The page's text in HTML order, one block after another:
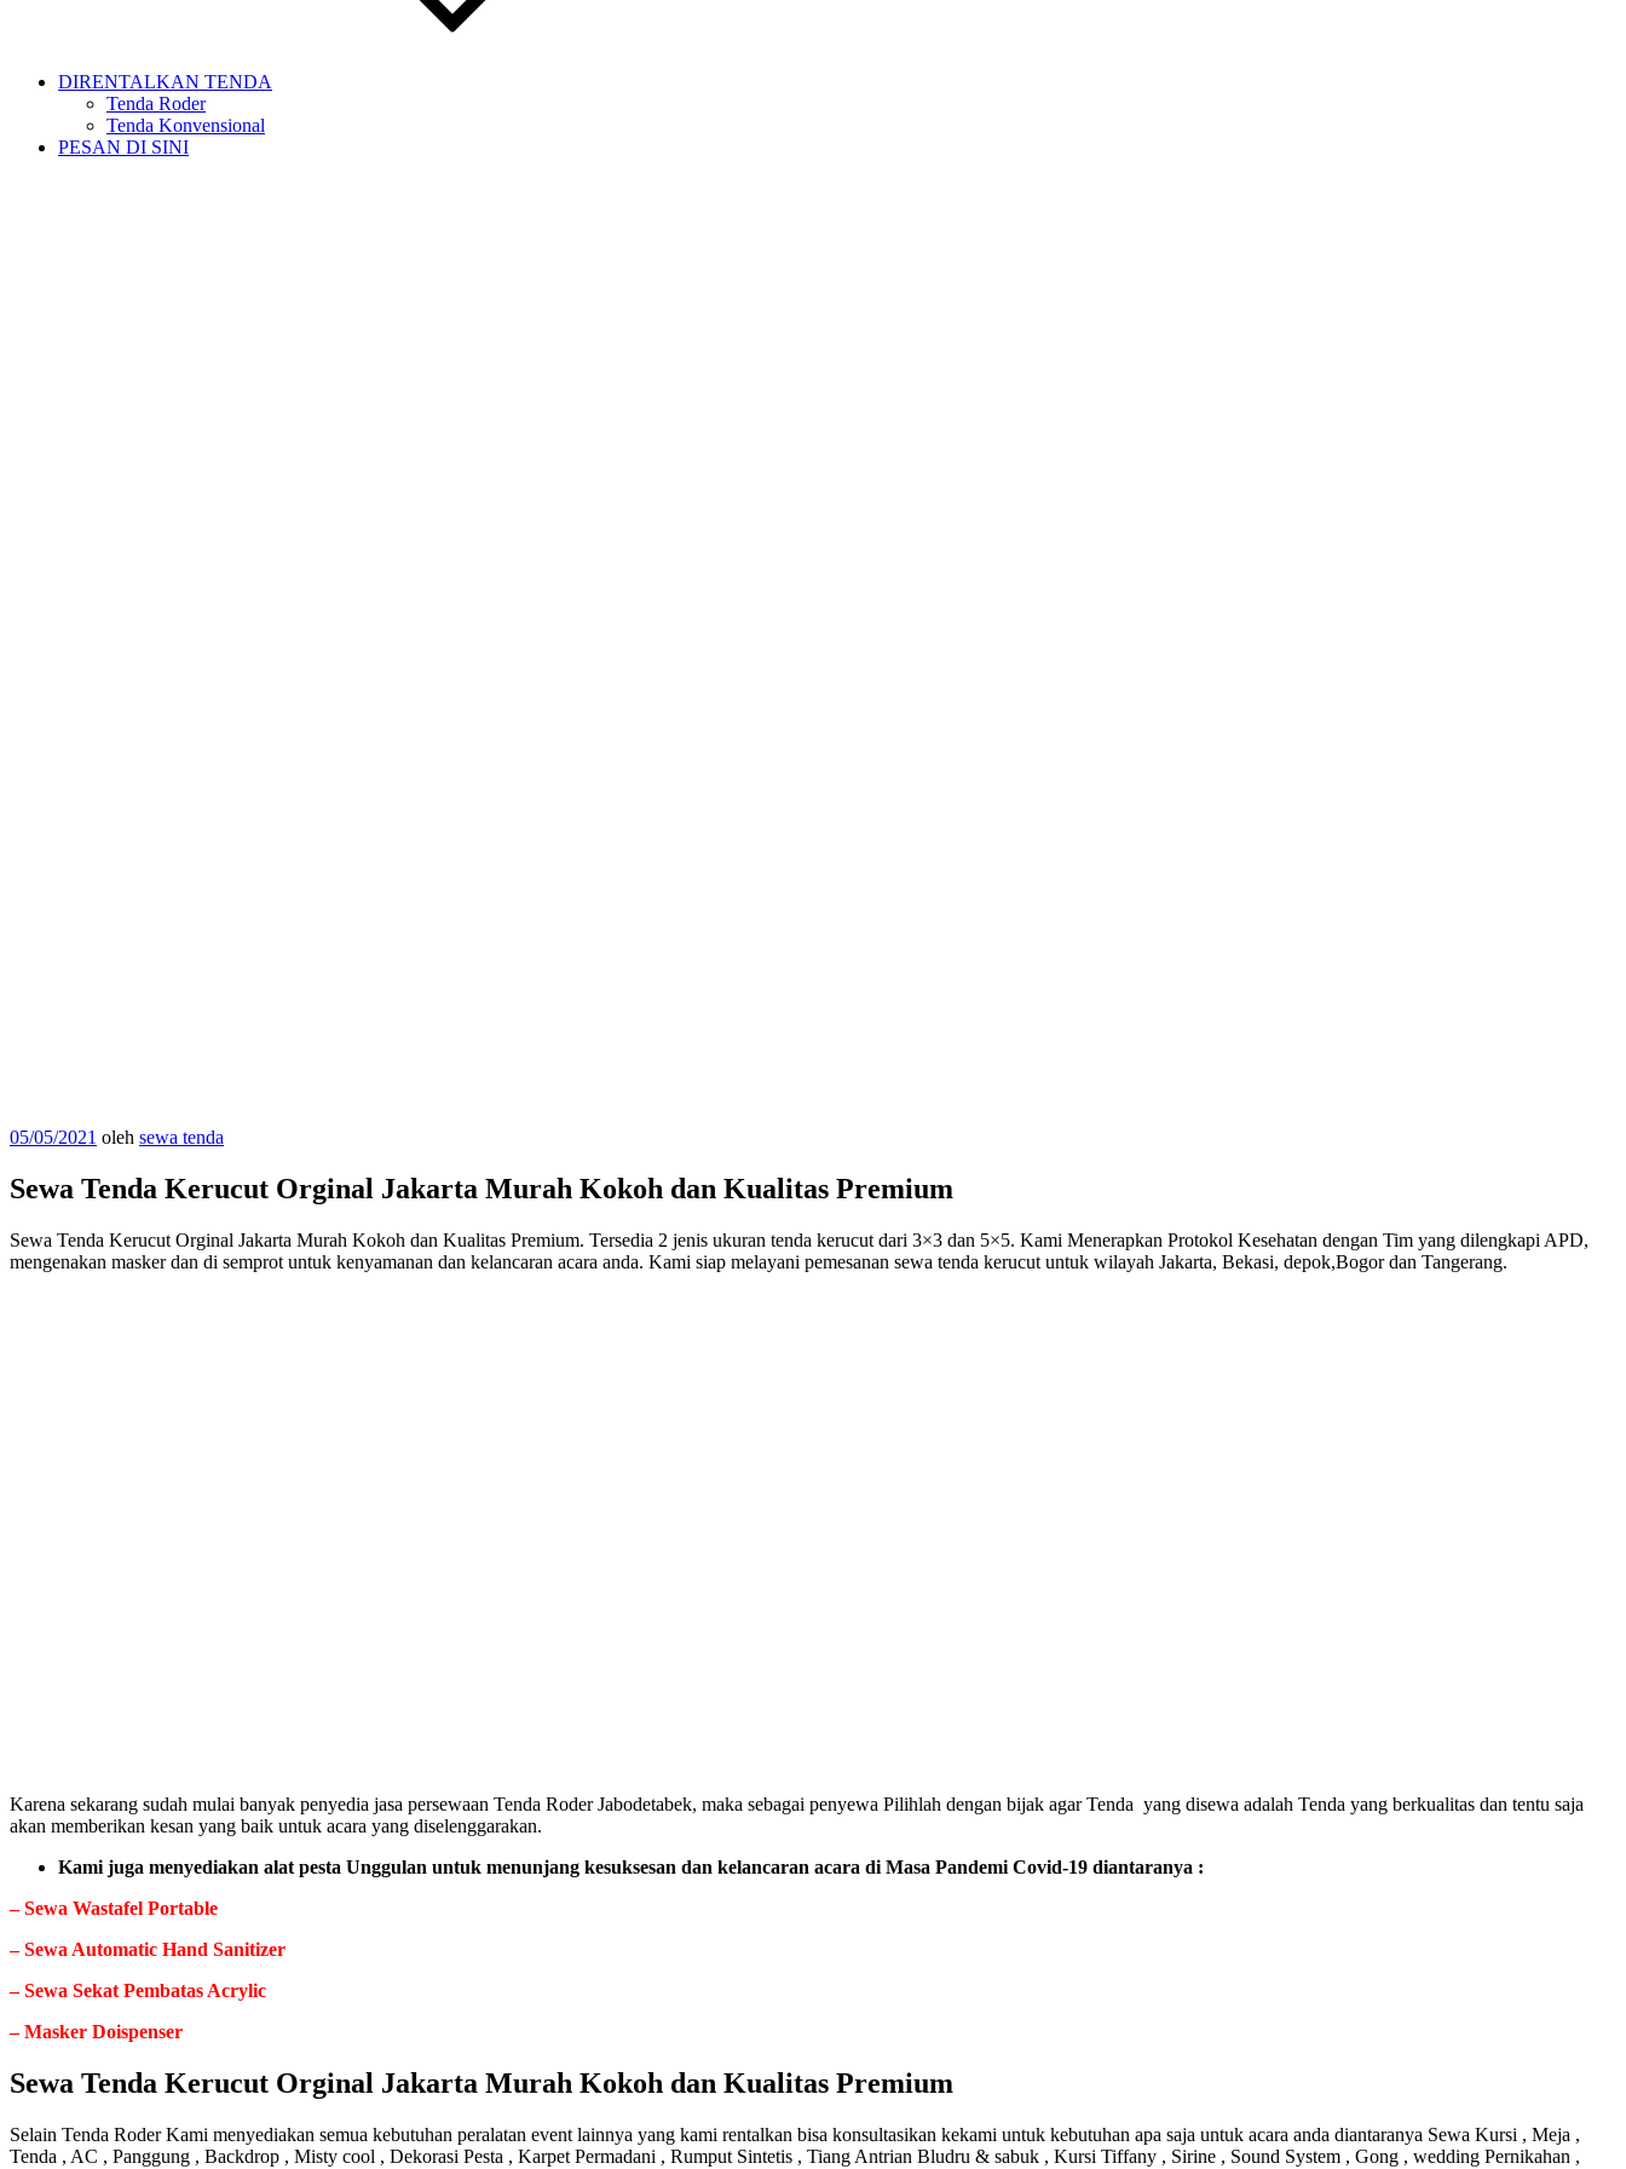
DIRENTALKAN TENDA
Tenda Roder
Tenda Konvensional
PESAN DI SINI
Diposkan
05/05/2021 oleh sewa tenda
Sewa Tenda Kerucut Orginal Jakarta Murah Kokoh dan Kualitas Premium
Sewa Tenda Kerucut Orginal Jakarta Murah Kokoh dan Kualitas Premium. Tersedia 2 jenis ukuran tenda kerucut dari 3×3 dan 5×5. Kami Menerapkan Protokol Kesehatan dengan Tim yang dilengkapi APD,
mengenakan masker dan di semprot untuk kenyamanan dan kelancaran acara anda. Kami siap melayani pemesanan sewa tenda kerucut untuk wilayah Jakarta, Bekasi, depok,Bogor dan Tangerang.
Karena sekarang sudah mulai banyak penyedia jasa persewaan Tenda Roder Jabodetabek, maka sebagai penyewa Pilihlah dengan bijak agar Tenda yang disewa adalah Tenda yang berkualitas dan tentu saja
akan memberikan kesan yang baik untuk acara yang diselenggarakan.
Kami juga menyediakan alat pesta Unggulan untuk menunjang kesuksesan dan kelancaran acara di Masa Pandemi Covid-19 diantaranya :
– Sewa Wastafel Portable
– Sewa Automatic Hand Sanitizer
– Sewa Sekat Pembatas Acrylic
– Masker Doispenser
Sewa Tenda Kerucut Orginal Jakarta Murah Kokoh dan Kualitas Premium
Selain Tenda Roder Kami menyediakan semua kebutuhan peralatan event lainnya yang kami rentalkan bisa konsultasikan kekami untuk kebutuhan apa saja untuk acara anda diantaranya Sewa Kursi , Meja ,
Tenda , AC , Panggung , Backdrop , Misty cool , Dekorasi Pesta , Karpet Permadani , Rumput Sintetis , Tiang Antrian Bludru & sabuk , Kursi Tiffany , Sirine , Sound System , Gong , wedding Pernikahan ,